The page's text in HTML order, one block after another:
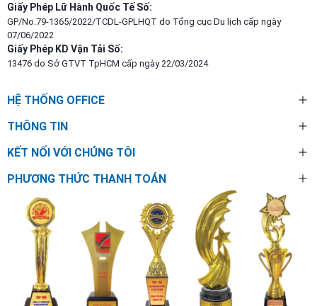
Giấy Phép Lữ Hành Quốc Tế Số:
GP/No.79-1365/2022/TCDL-GPLHQT do Tổng cục Du lịch cấp ngày
07/06/2022
Giấy Phép KD Vận Tải Số:
13476 do Sở GTVT TpHCM cấp ngày 22/03/2024
HỆ THỐNG OFFICE
THÔNG TIN
KẾT NỐI VỚI CHÚNG TÔI
PHƯƠNG THỨC THANH TOÁN